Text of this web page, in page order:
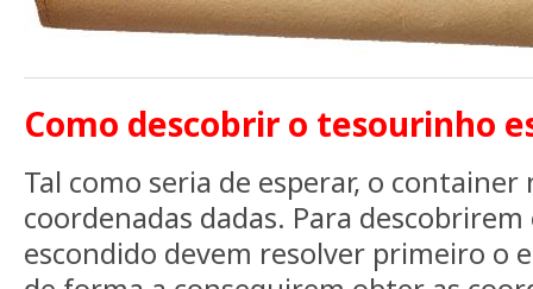
Como descobrir o tesourinho
Tal como seria de esperar, o
coordenadas dadas. Para
escondido devem resolver primeiro o